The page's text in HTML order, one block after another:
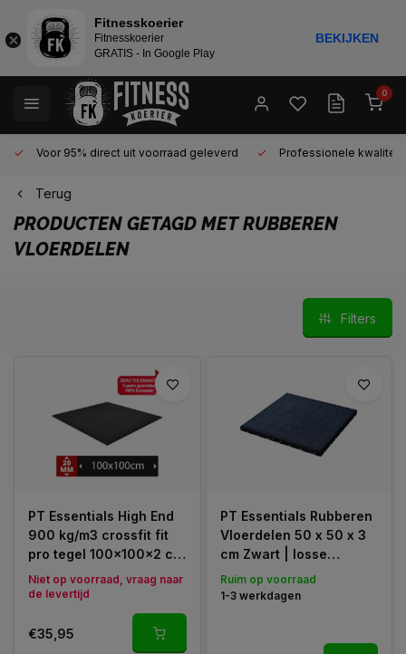
0
Voor 95% direct uit voorraad geleverd Professionele kwaliteit
Terug
PRODUCTEN GETAGD MET RUBBEREN
VLOERDELEN
Filters
PT Essentials High End
900 kg/m3 crossfit fit
pro tegel 100x100x2 cm
- 0% tolerantie
Niet op voorraad, vraag naar
de levertijd
€35,95
PT Essentials Rubberen
Vloerdelen 50 x 50 x 3
cm Zwart | losse
verkoop
Ruim op voorraad
1-3 werkdagen
Fitnesskoerier
Fitnesskoerier
GRATIS - In Google Play
BEKIJKEN